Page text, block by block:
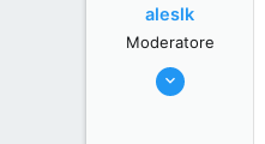
aleslk
Moderatore